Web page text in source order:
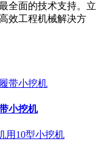
全面的技术支持。立
效工程机械解决方
小挖机